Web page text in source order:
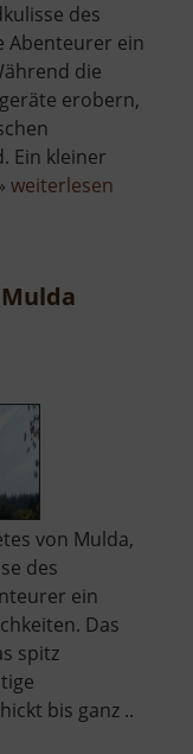
des
Abenteurer ein
die
erobern,
Ein kleiner
weiterlesen
von Mulda,
des
ein
Das
spitz
bis ganz ..